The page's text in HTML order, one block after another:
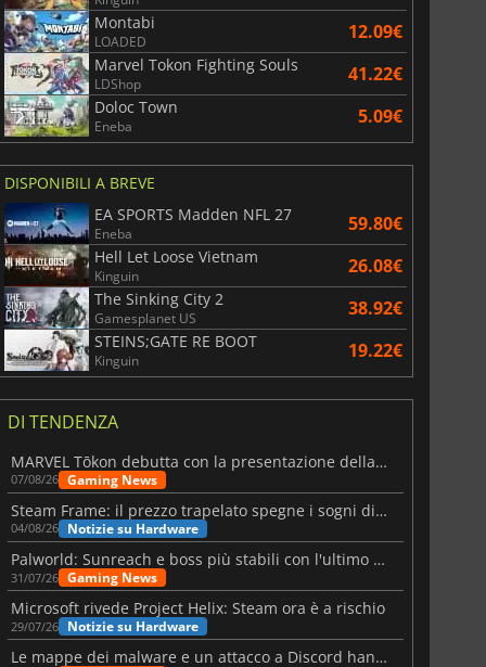
Montabi
LOADED 12.09€
Marvel Tokon Fighting Souls
LDShop 41.22€
Doloc Town
Eneba 5.09€
DISPONIBILI A BREVE
EA SPORTS Madden NFL 27
Eneba 59.80€
Hell Let Loose Vietnam
Kinguin 26.08€
The Sinking City 2
Gamesplanet US 38.92€
STEINS;GATE RE BOOT
Kinguin 19.22€
DI TENDENZA
MARVEL Tōkon debutta con la presentazione della roadmap per il primo anno
07/08/26 Gaming News
Steam Frame: il prezzo trapelato spegne i sogni di un VR economico
04/08/26 Notizie su Hardware
Palworld: Sunreach e boss più stabili con l'ultimo update
31/07/26 Gaming News
Microsoft rivede Project Helix: Steam ora è a rischio
29/07/26 Notizie su Hardware
Le mappe dei malware e un attacco a Discord hanno colpito Meccha Chameleon